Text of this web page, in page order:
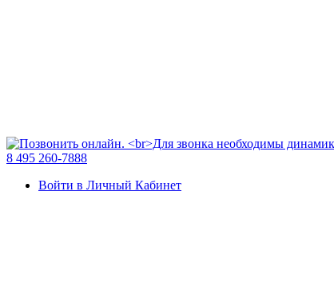
8 495 260-7888
Войти в Личный Кабинет